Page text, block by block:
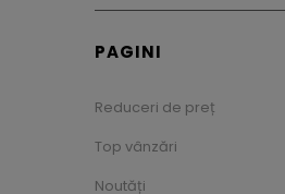
PAGINI
Reduceri de preț
Top vânzări
Noutăți